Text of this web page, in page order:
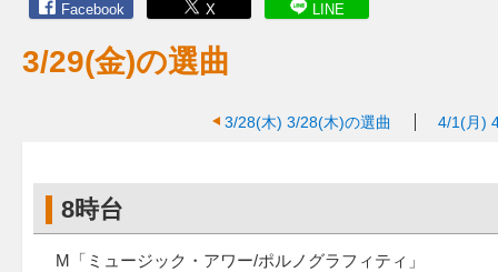
Facebook X LINE
3/29(金)の選曲
3/28(木) 3/28(木)の選曲 4/1(月)
8時台
M「ミュージック・アワー/ポルノグラフィティ」